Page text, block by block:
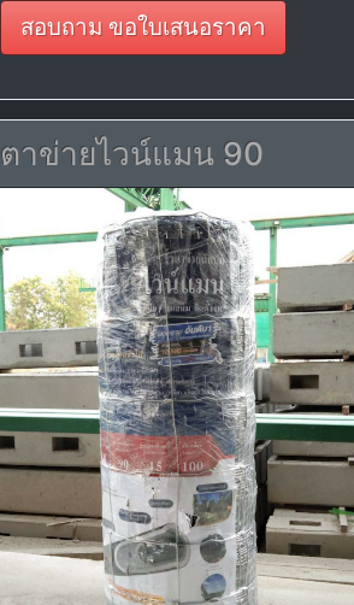
สอบถาม ขอใบเสนอราคา
ตาข่ายไวน์แมน 90